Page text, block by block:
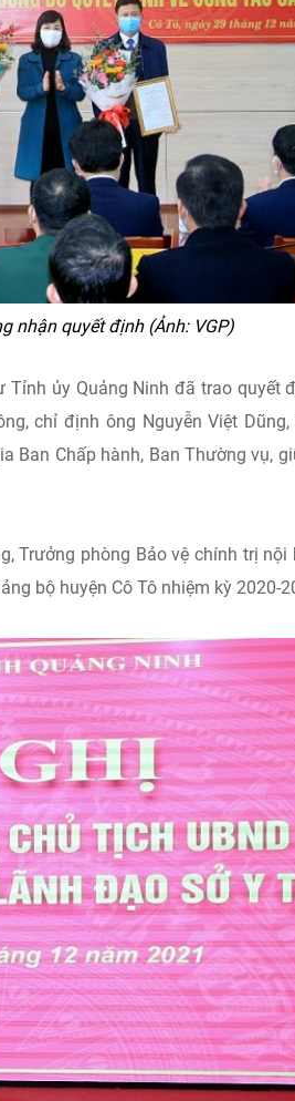
nhận quyết định (Ảnh: VGP)
ủy Quảng Ninh đã trao quyết
chỉ định ông Nguyễn Việt Dũng,
Ban Chấp hành, Ban Thường vụ,
Trưởng phòng Bảo vệ chính trị nội
bộ huyện Cô Tô nhiệm kỳ 2020-